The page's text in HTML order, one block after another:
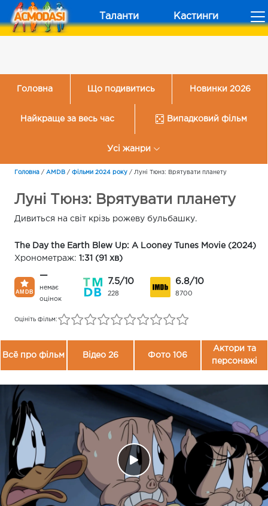
Таланти Кастинги
Головна Що подивитись Новинки 2026
Найкраще за весь час Випадковий фільм
Усі жанри
Головна / AMDB / Фільми 2024 року / Луні Тюнз: Врятувати планету
Луні Тюнз: Врятувати планету
Дивиться на світ крізь рожеву бульбашку.
The Day the Earth Blew Up: A Looney Tunes Movie (2024)
Хронометраж: 1:31 (91 хв)
—
немає
оцінок
7.5/10
228
6.8/10
8700
Оцініть фільм:
Всё про фільм Відео 26 Фото 106
Актори та
персонажі